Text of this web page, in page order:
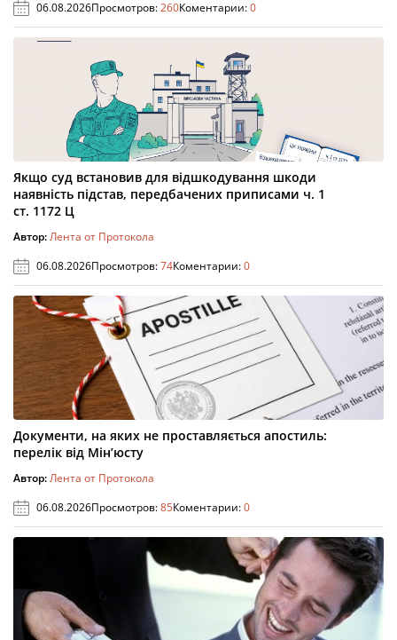
06.08.2026Просмотров:260Коментарии:0
Якщо суд встановив для відшкодування шкоди
наявність підстав, передбачених приписами ч. 1
ст. 1172 Ц
Автор:Лента от Протокола
06.08.2026Просмотров:74Коментарии:0
Документи, на яких не проставляється апостиль:
перелік від Мін’юсту
Автор:Лента от Протокола
06.08.2026Просмотров:85Коментарии:0